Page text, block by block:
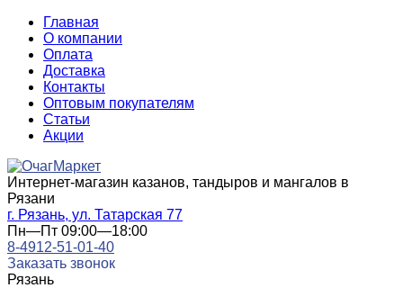
Главная
О компании
Оплата
Доставка
Контакты
Оптовым покупателям
Статьи
Акции
Интернет-магазин казанов, тандыров и мангалов в
Рязани
г. Рязань, ул. Татарская 77
Пн—Пт 09:00—18:00
8-4912-51-01-40
Заказать звонок
Рязань